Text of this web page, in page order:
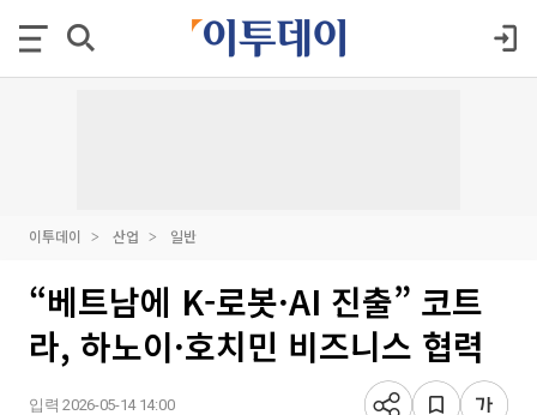
이투데이 산업 일반
“베트남에 K-로봇·AI 진출” 코트
라, 하노이·호치민 비즈니스 협력
입력 2026-05-14 14:00